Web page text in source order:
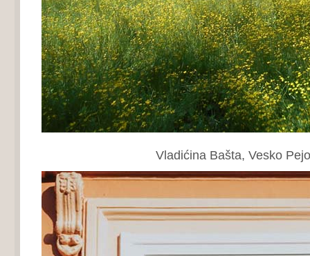
Vladićina Bašta, Vesko